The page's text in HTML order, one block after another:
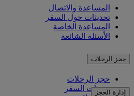
المساعدة والاتصال
تحديثات حول السفر
المساعدة الخاصة
الأسئلة الشائعة
حجز الرحلات
حجز الرحلات
خدمات السفرإدارة الحجز